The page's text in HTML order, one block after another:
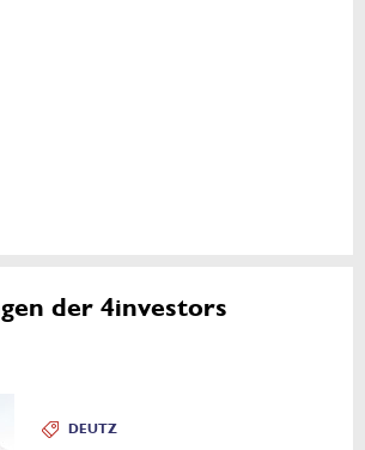
der 4investors
DEUTZ